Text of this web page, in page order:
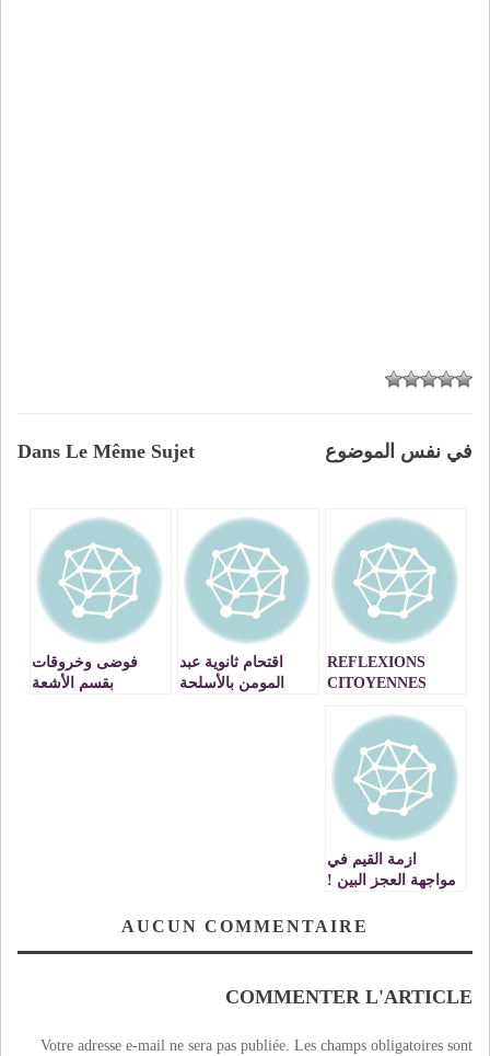
Dans Le Même Sujet في نفس الموضوع
REFLEXIONS
CITOYENNES
PUBLICITAIRES :
MAROC
TELECOM.
اقتحام ثانوية عبد
المومن بالأسلحة
فوضى وخروقات
بقسم الأشعة
ازمة القيم في
مواجهة العجز البين !
AUCUN COMMENTAIRE
COMMENTER L'ARTICLE
Votre adresse e-mail ne sera pas publiée. Les champs obligatoires sont